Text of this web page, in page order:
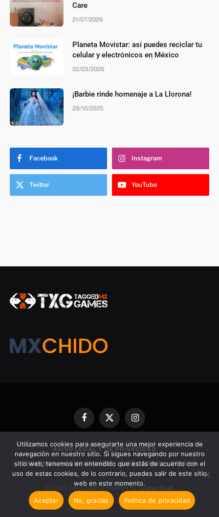
Care
21/07/2026
Planeta Movistar: así puedes reciclar tu
celular y electrónicos en México
02/03/2026
¡Barbie rinde homenaje a La Llorona!
28/10/2025
Facebook Instagram
Twitter YouTube
FacebookX
(Twitter)
Instagram
AVISO LEGAL Y DE PRIVACIDAD
TÉRMINOS Y CONDICIONES DIRECTORIO TRIVIAS
© 2026 TaggedMx. Powered byOranje Pixel
Utilizamos cookies para asegurarte una mejor experiencia de
navegación en nuestro sitio. Si sigues navegando por nuestro
sitio web, tenemos en entendido que estás de acuerdo con el
uso de estas cookies, de lo contrario, puedes salir de este sitio
web en este momento.
Aceptar No, gracias Política de privacidad